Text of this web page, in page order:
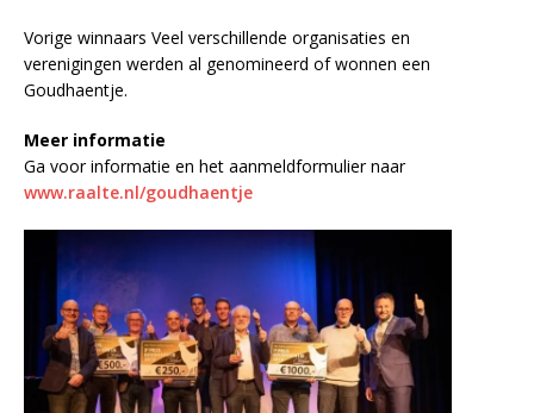
Vorige winnaars Veel verschillende organisaties en
verenigingen werden al genomineerd of wonnen een
Goudhaentje.
Meer informatie
Ga voor informatie en het aanmeldformulier naar
www.raalte.nl/goudhaentje